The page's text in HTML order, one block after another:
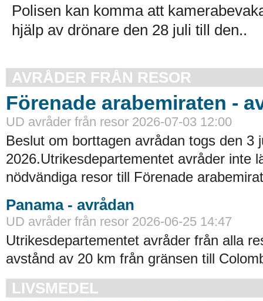
Polisen kan komma att
hjälp av drönare den 28 juli till den..
AVRÅDER FRÅN RESOR
Förenade arabemiraten -
UD avråder från resor 2026-07-03 12:00
Beslut om borttagen avrådan togs den 3
2026.Utrikesdepartementet avråder inte
nödvändiga resor till Förenade
Panama - avrådan
UD avråder från resor 2026-06-25 14:47
Utrikesdepartementet avråder från alla
avstånd av 20 km från gränsen till
LIVSMEDEL